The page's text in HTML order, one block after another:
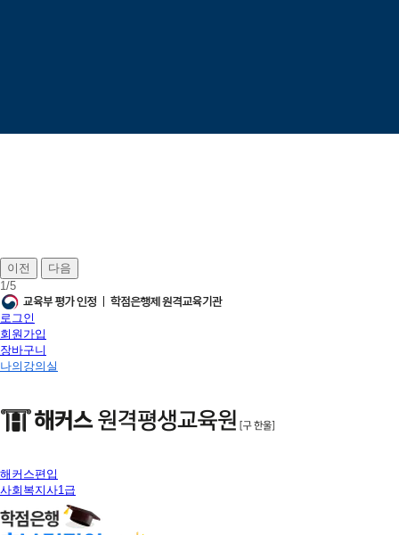
이전
다음
1/5
로그인
회원가입
장바구니
나의강의실
해커스편입
사회복지사1급